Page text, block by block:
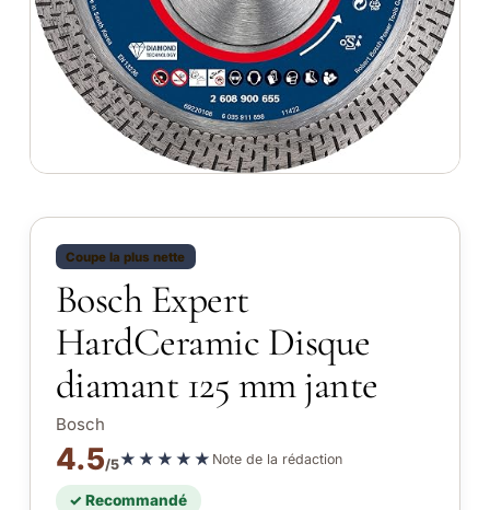
Coupe la plus nette
Bosch Expert
HardCeramic Disque
diamant 125 mm jante
Bosch
4.5/5★★★★★ Note de la rédaction
✓ Recommandé